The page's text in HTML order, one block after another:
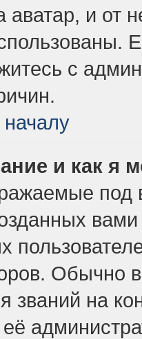
и от
с
началу
и как я
Обычно
званий на